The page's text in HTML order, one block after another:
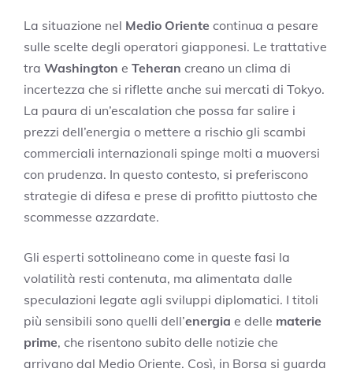
La situazione nel Medio Oriente continua a pesare
sulle scelte degli operatori giapponesi. Le trattative
tra Washington e Teheran creano un clima di
incertezza che si riflette anche sui mercati di Tokyo.
La paura di un’escalation che possa far salire i
prezzi dell’energia o mettere a rischio gli scambi
commerciali internazionali spinge molti a muoversi
con prudenza. In questo contesto, si preferiscono
strategie di difesa e prese di profitto piuttosto che
scommesse azzardate.
Gli esperti sottolineano come in queste fasi la
volatilità resti contenuta, ma alimentata dalle
speculazioni legate agli sviluppi diplomatici. I titoli
più sensibili sono quelli dell’energia e delle materie
prime, che risentono subito delle notizie che
arrivano dal Medio Oriente. Così, in Borsa si guarda